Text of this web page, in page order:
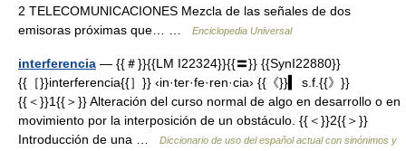
2 TELECOMUNICACIONES Mezcla de las señales de dos
emisoras próximas que… …
Enciclopedia Universal
interferencia — {{＃}}{{LM I22324}}{{〓}} {{SynI22880}}
{{［}}interferencia{{］}} ‹in·ter·fe·ren·cia› {{《}}▍ s.f.{{》}}
{{＜}}1{{＞}} Alteración del curso normal de algo en desarrollo o en
movimiento por la interposición de un obstáculo. {{＜}}2{{＞}}
Introducción de una …
Diccionario de uso del español actual con sinónimos y